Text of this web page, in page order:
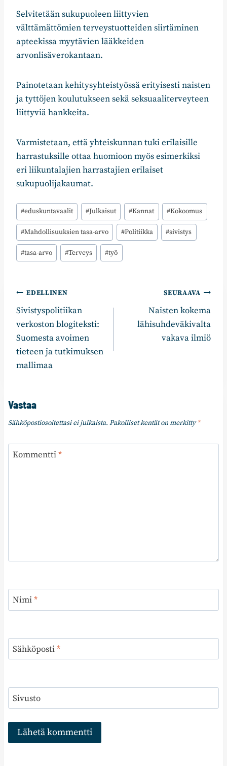
Selvitetään sukupuoleen liittyvien
välttämättömien terveystuotteiden siirtäminen
apteekissa myytävien lääkkeiden
arvonlisäverokantaan.
Painotetaan kehitysyhteistyössä erityisesti naisten
ja tyttöjen koulutukseen sekä seksuaaliterveyteen
liittyviä hankkeita.
Varmistetaan, että yhteiskunnan tuki erilaisille
harrastuksille ottaa huomioon myös esimerkiksi
eri liikuntalajien harrastajien erilaiset
sukupuolijakaumat.
Avainsanat:
#eduskuntavaalit #Julkaisut #Kannat #Kokoomus
#Mahdollisuuksien tasa-arvo #Politiikka #sivistys
#tasa-arvo #Terveys #työ
Artikkelien
selaus
EDELLINEN
Sivistyspolitiikan
verkoston blogiteksti:
Suomesta avoimen
tieteen ja tutkimuksen
mallimaa
SEURAAVA
Naisten kokema
lähisuhdeväkivalta
vakava ilmiö
Vastaa
Sähköpostiosoitettasi ei julkaista. Pakolliset kentät on merkitty*
Kommentti*
Nimi*
Sähköposti*
Sivusto